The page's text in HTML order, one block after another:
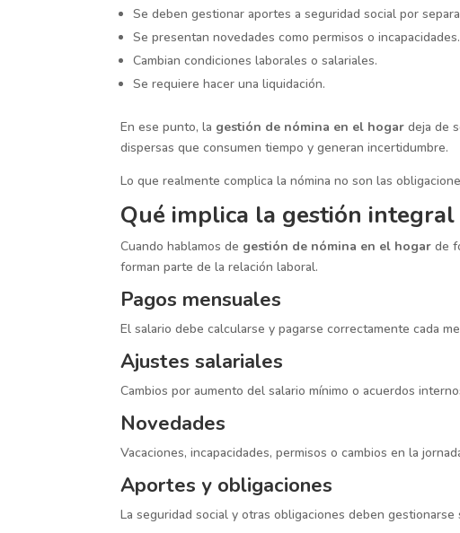
Se deben gestionar aportes a seguridad social por
Se presentan novedades como permisos o incapacidades.
Cambian condiciones laborales o salariales.
Se requiere hacer una liquidación.
En ese punto, la gestión de nómina en el hogar deja de
dispersas que consumen tiempo y generan incertidumbre.
Lo que realmente complica la nómina no son las
Qué implica la gestión
Cuando hablamos de gestión de nómina en el hogar de
forman parte de la relación laboral.
Pagos mensuales
El salario debe calcularse y pagarse correctamente cada
Ajustes salariales
Cambios por aumento del salario mínimo o acuerdos
Novedades
Vacaciones, incapacidades, permisos o cambios en la
Aportes y obligaciones
La seguridad social y otras obligaciones deben